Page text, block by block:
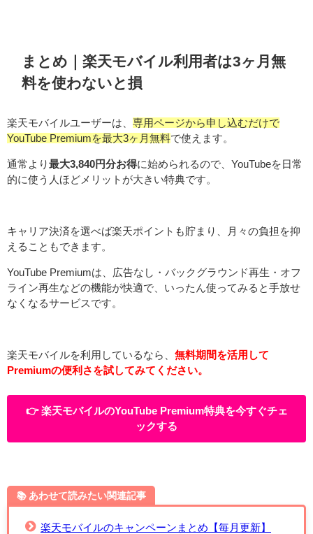
まとめ｜楽天モバイル利用者は3ヶ月無
料を使わないと損
楽天モバイルユーザーは、 専用ページから申し込むだけで
YouTube Premiumを最大3ヶ月無料で使えます。
通常より 最大3,840円分お得に始められるので、YouTubeを日常
的に使う人ほどメリットが大きい特典です。
キャリア決済を選べば楽天ポイントも貯まり、月々の負担を抑
えることもできます。
YouTube Premiumは、広告なし・バックグラウンド再生・オフ
ライン再生などの機能が快適で、いったん使ってみると手放せ
なくなるサービスです。
楽天モバイルを利用しているなら、 無料期間を活用して
Premiumの便利さを試してみてください。
👉️ 楽天モバイルのYouTube Premium特典を今すぐチェ
ックする
📚️ あわせて読みたい関連記事
楽天モバイルのキャンペーンまとめ【毎月更新】